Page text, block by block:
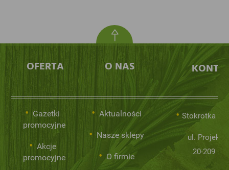
OFERTA
Gazetki
promocyjne
Akcje
promocyjne
O NAS
Aktualności
Nasze sklepy
O firmie
Stokrotka
ul.
20-209